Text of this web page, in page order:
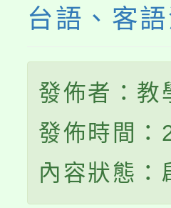
台語、客
發佈者：教
發佈時間
內容狀態：